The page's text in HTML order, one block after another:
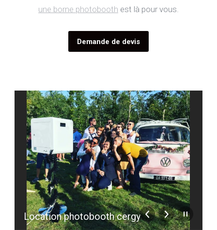
une borne photobooth est là pour vous.
Demande de devis
Location photobooth cergy